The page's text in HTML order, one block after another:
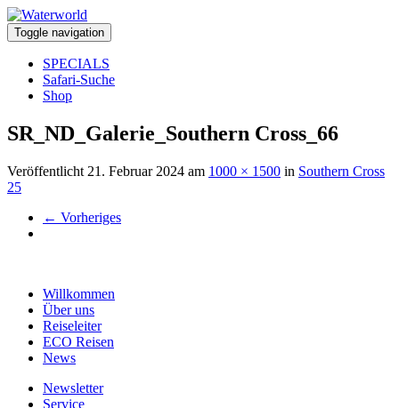
Toggle navigation
SPECIALS
Safari-Suche
Shop
SR_ND_Galerie_Southern Cross_66
Veröffentlicht 21. Februar 2024 am 1000 × 1500 in Southern Cross
25
← Vorheriges
Willkommen
Über uns
Reiseleiter
ECO Reisen
News
Newsletter
Service